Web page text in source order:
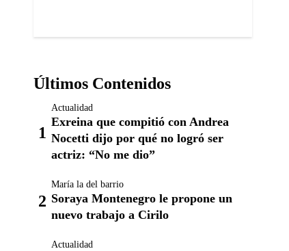
Últimos Contenidos
Actualidad
Exreina que compitió con Andrea
Nocetti dijo por qué no logró ser
actriz: “No me dio”
María la del barrio
Soraya Montenegro le propone un
nuevo trabajo a Cirilo
Actualidad